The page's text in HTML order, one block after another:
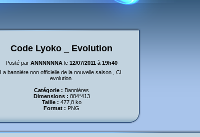
Code Lyoko _ Evolution
Posté par ANNNNNNA le 12/07/2011 à 19h40
La bannière non officielle de la nouvelle saison , CL
evolution.
Catégorie : Bannières
Dimensions : 884*413
Taille : 477,8 ko
Format : PNG